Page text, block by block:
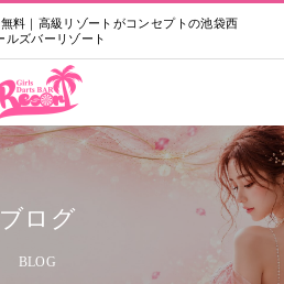
料｜高級リゾートがコンセプトの池袋西
ルズバーリゾート
ブログ
BLOG